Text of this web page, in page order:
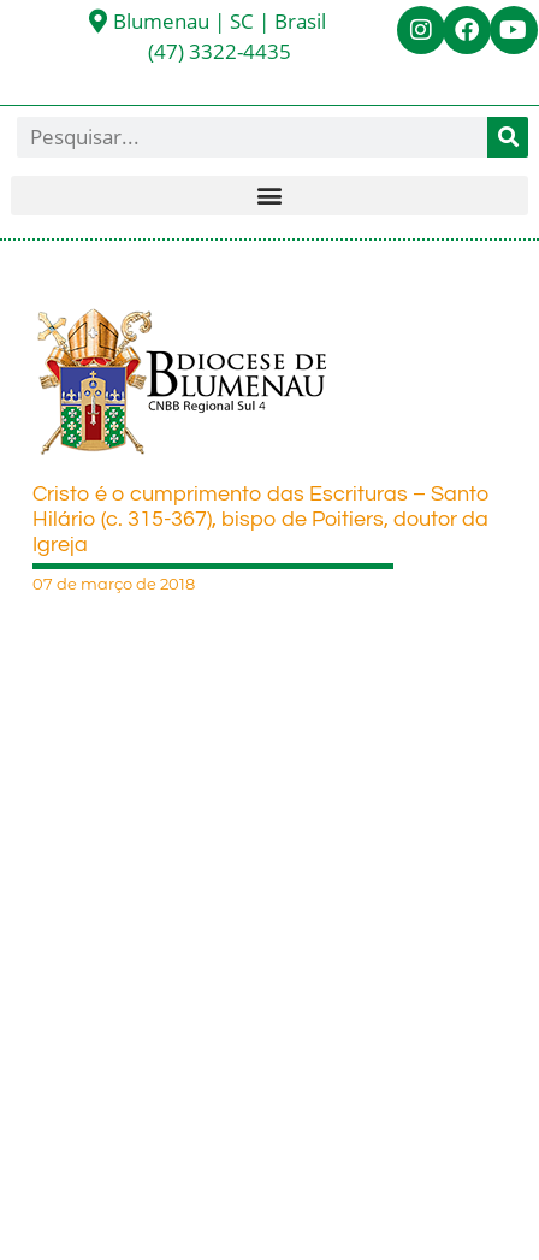
Blumenau | SC | Brasil
(47) 3322-4435
Cristo é o cumprimento das Escrituras – Santo
Hilário (c. 315-367), bispo de Poitiers, doutor da
Igreja
07 de março de 2018